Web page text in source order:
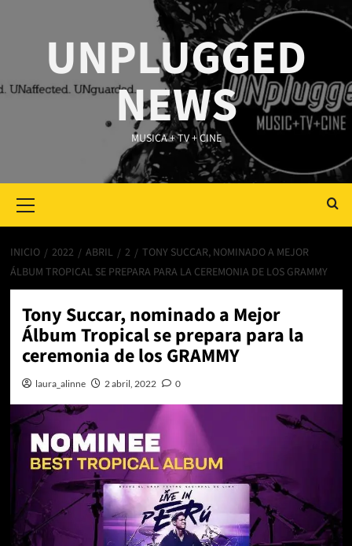
UNPLUGGED
NEWS
MUSICA + TV + CINE
Menu
INICIO 2022 ABRIL 2
TONY SUCCAR, NOMINADO A MEJOR
ÁLBUM TROPICAL SE PREPARA PARA LA CEREMONIA DE LOS GRAMMY
Tony Succar, nominado a Mejor
Álbum Tropical se prepara para la
ceremonia de los GRAMMY
laura_alinne 2 abril, 2022 0